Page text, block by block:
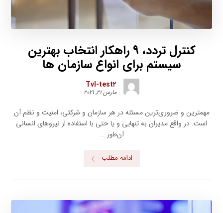
کنترل تردد، ۹ راهکار انتخاب بهترین
سیستم برای انواع سازمان ها
Tvl-test۲
مارس ۲۱, ۲۰۲۱
مهمترین و ضروری‌ترین مسئله در هر سازمان و شرکتی، امنیت و نظم آن
است. در واقع مدیران به تنهایی و یا حتی با استفاده از نیروهای انسانی
آن‌طور ...
ادامه مطلب